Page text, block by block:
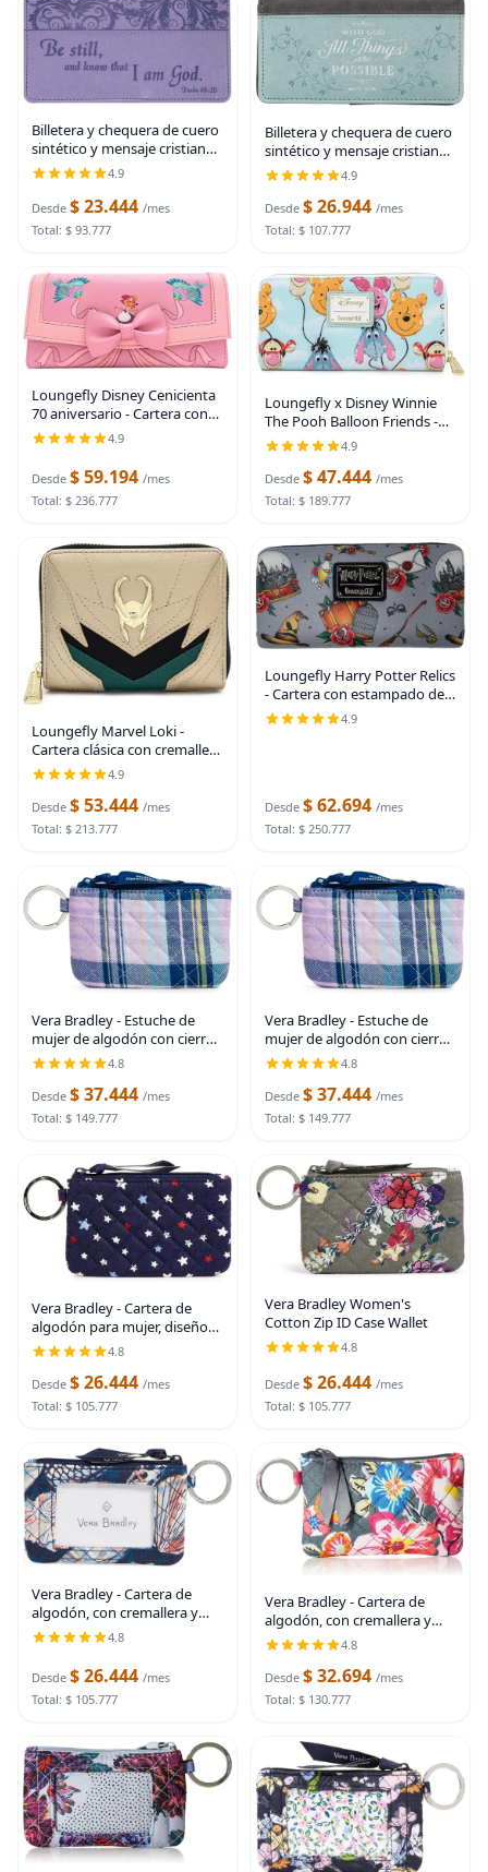
Billetera y chequera de cuero
sintético y mensaje cristiano,
guarda duplicados de
cheques y tarjetas de crédito,
para mujeres y hombres,
Salmo, Uno
4.9
Desde $ 23.444 /mes
Total: $ 93.777
Billetera y chequera de cuero
sintético y mensaje cristiano,
guarda duplicados de
cheques y tarjetas de crédito,
para mujeres y hombres,
Mathew, Uno
4.9
Desde $ 26.944 /mes
Total: $ 107.777
Loungefly Disney Cenicienta
70 aniversario - Cartera con
solapa Multi4.9
Desde $ 59.194 /mes
Total: $ 236.777
Loungefly x Disney Winnie
The Pooh Balloon Friends -
Cartera con cremallera
alrededor Multi Americano
4.9
Desde $ 47.444 /mes
Total: $ 189.777
Loungefly Marvel Loki -
Cartera clásica con cremallera
para cosplay, Multi, Classic
4.9
Desde $ 53.444 /mes
Total: $ 213.777
Loungefly Harry Potter Relics
- Cartera con estampado de
tatuajes, Gris4.9
Desde $ 62.694 /mes
Total: $ 250.777
Vera Bradley - Estuche de
mujer de algodón con cierre
y compartimiento para DNI
4.8
Desde $ 37.444 /mes
Total: $ 149.777
Vera Bradley - Estuche de
mujer de algodón con cierre
y compartimiento para DNI
4.8
Desde $ 37.444 /mes
Total: $ 149.777
Vera Bradley - Cartera de
algodón para mujer, diseño
con cremallera y
compartimiento para
identificación
4.8
Desde $ 26.444 /mes
Total: $ 105.777
Vera Bradley Women's
Cotton Zip ID Case Wallet
4.8
Desde $ 26.444 /mes
Total: $ 105.777
Vera Bradley - Cartera de
algodón, con cremallera y
compartimiento para la
identificación, para mujer
4.8
Desde $ 26.444 /mes
Total: $ 105.777
Vera Bradley - Cartera de
algodón, con cremallera y
compartimiento para la
identificación, para mujer
4.8
Desde $ 32.694 /mes
Total: $ 130.777